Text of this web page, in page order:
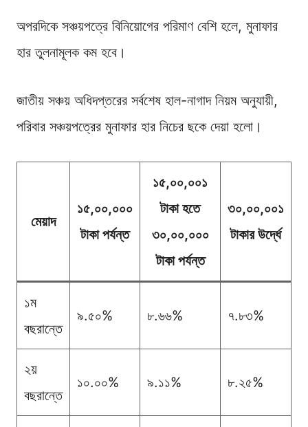
অপরদিকে সঞ্চয়পত্রে বিনিয়োগের পরিমাণ বেশি হলে, মুনাফার
হার তুলনামূলক কম হবে।
জাতীয় সঞ্চয় অধিদপ্তরের সর্বশেষ হাল-নাগাদ নিয়ম অনুযায়ী,
পরিবার সঞ্চয়পত্রের মুনাফার হার নিচের ছকে দেয়া হলো।
মেয়াদ
১৫,০০,০০০
টাকা পর্যন্ত
১৫,০০,০০১
টাকা হতে
৩০,০০,০০০
টাকা পর্যন্ত
৩০,০০,০০১
টাকার উর্দ্ধে
১ম
বছরান্তে
৯.৫০% ৮.৬৬% ৭.৮৩%
২য়
বছরান্তে
১০.০০% ৯.১১% ৮.২৫%